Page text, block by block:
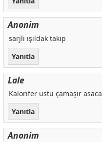
Anonim
sarjli ışıldak takip
Yanıtla
Lale
Kalorifer üstü çamaşır
Yanıtla
Anonim